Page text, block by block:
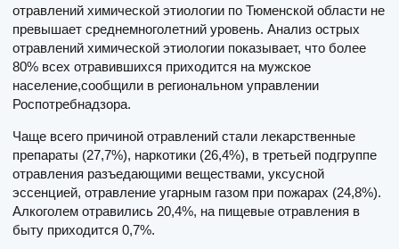
отравлений химической этиологии по Тюменской области не
превышает среднемноголетний уровень. Анализ острых
отравлений химической этиологии показывает, что более
80% всех отравившихся приходится на мужское
население,сообщили в региональном управлении
Роспотребнадзора.
Чаще всего причиной отравлений стали лекарственные
препараты (27,7%), наркотики (26,4%), в третьей подгруппе
отравления разъедающими веществами, уксусной
эссенцией, отравление угарным газом при пожарах (24,8%).
Алкоголем отравились 20,4%, на пищевые отравления в
быту приходится 0,7%.